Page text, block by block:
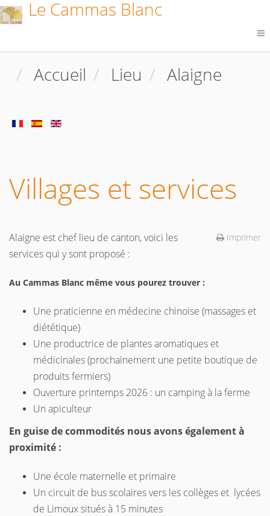
Le Cammas Blanc
Accueil Lieu Alaigne
Villages et services
Imprimer
Alaigne est chef lieu de canton, voici les
services qui y sont proposé :
Au Cammas Blanc même vous pourez trouver :
Une praticienne en médecine chinoise (massages et
diététique)
Une productrice de plantes aromatiques et
médicinales (prochainement une petite boutique de
produits fermiers)
Ouverture printemps 2026 : un camping à la ferme
Un apiculteur
En guise de commodités nous avons également à
proximité :
Une école maternelle et primaire
Un circuit de bus scolaires vers les collèges et lycées
de Limoux situés à 15 minutes